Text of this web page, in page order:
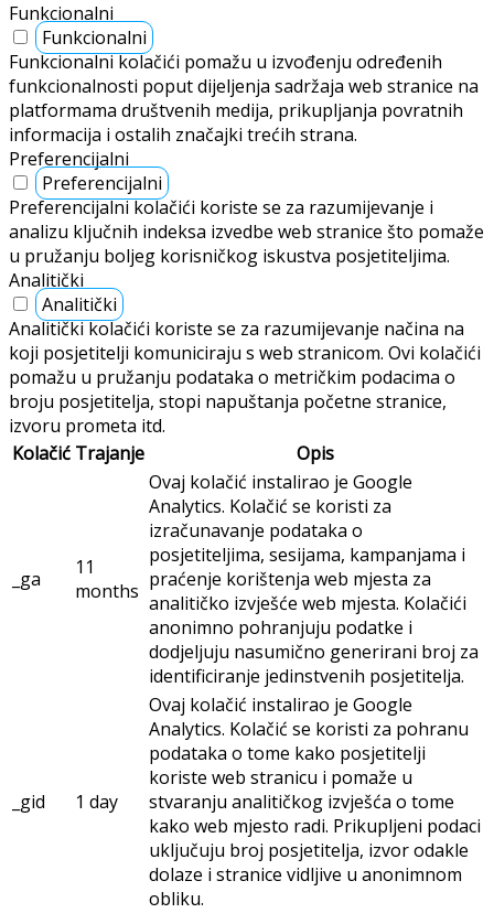
Funkcionalni
Funkcionalni
Funkcionalni kolačići pomažu u izvođenju određenih
funkcionalnosti poput dijeljenja sadržaja web stranice na
platformama društvenih medija, prikupljanja povratnih
informacija i ostalih značajki trećih strana.
Preferencijalni
Preferencijalni
Preferencijalni kolačići koriste se za razumijevanje i
analizu ključnih indeksa izvedbe web stranice što pomaže
u pružanju boljeg korisničkog iskustva posjetiteljima.
Analitički
Analitički
Analitički kolačići koriste se za razumijevanje načina na
koji posjetitelji komuniciraju s web stranicom. Ovi kolačići
pomažu u pružanju podataka o metričkim podacima o
broju posjetitelja, stopi napuštanja početne stranice,
izvoru prometa itd.
Kolačić Trajanje Opis
_ga
11
months
Ovaj kolačić instalirao je Google
Analytics. Kolačić se koristi za
izračunavanje podataka o
posjetiteljima, sesijama, kampanjama i
praćenje korištenja web mjesta za
analitičko izvješće web mjesta. Kolačići
anonimno pohranjuju podatke i
dodjeljuju nasumično generirani broj za
identificiranje jedinstvenih posjetitelja.
_gid 1 day
Ovaj kolačić instalirao je Google
Analytics. Kolačić se koristi za pohranu
podataka o tome kako posjetitelji
koriste web stranicu i pomaže u
stvaranju analitičkog izvješća o tome
kako web mjesto radi. Prikupljeni podaci
uključuju broj posjetitelja, izvor odakle
dolaze i stranice vidljive u anonimnom
obliku.